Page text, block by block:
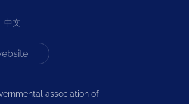
中文
association of